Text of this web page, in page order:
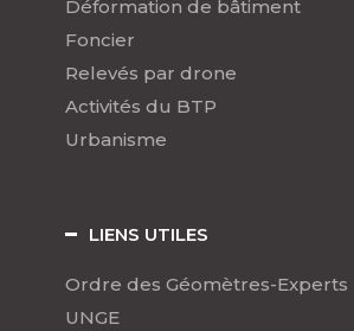
Déformation de bâtiment
Foncier
Relevés par drone
Activités du BTP
Urbanisme
LIENS UTILES
Ordre des Géomètres-Experts
UNGE